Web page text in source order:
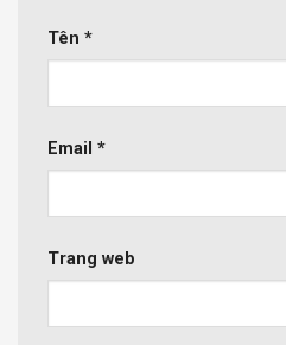
Tên *
Email *
Trang web